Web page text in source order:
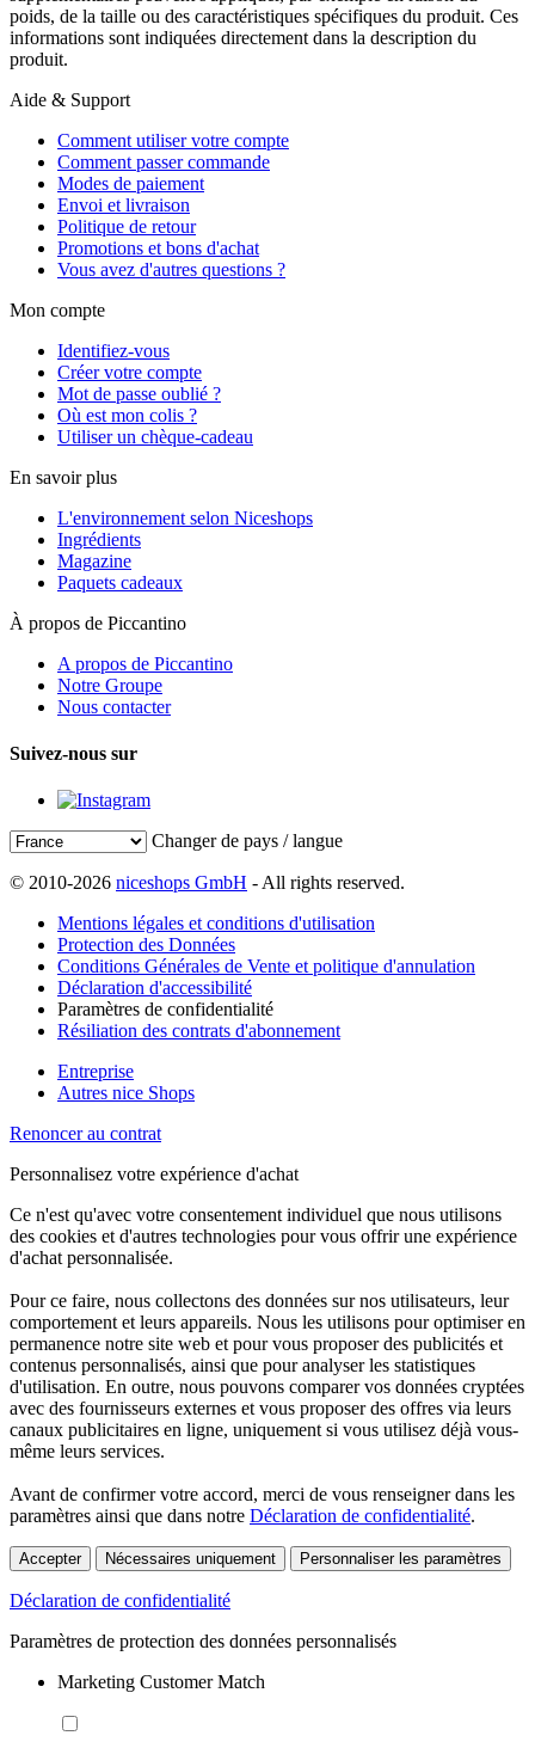
poids, de la taille ou des caractéristiques spécifiques du produit. Ces
informations sont indiquées directement dans la description du
produit.
Aide & Support
Comment utiliser votre compte
Comment passer commande
Modes de paiement
Envoi et livraison
Politique de retour
Promotions et bons d'achat
Vous avez d'autres questions ?
Mon compte
Identifiez-vous
Créer votre compte
Mot de passe oublié ?
Où est mon colis ?
Utiliser un chèque-cadeau
En savoir plus
L'environnement selon Niceshops
Ingrédients
Magazine
Paquets cadeaux
À propos de Piccantino
A propos de Piccantino
Notre Groupe
Nous contacter
Suivez-nous sur
Changer de pays / langue
© 2010-2026 niceshops GmbH - All rights reserved.
Mentions légales et conditions d'utilisation
Protection des Données
Conditions Générales de Vente et politique d'annulation
Déclaration d'accessibilité
Paramètres de confidentialité
Résiliation des contrats d'abonnement
Entreprise
Autres nice Shops
Renoncer au contrat
Personnalisez votre expérience d'achat
Ce n'est qu'avec votre consentement individuel que nous utilisons
des cookies et d'autres technologies pour vous offrir une expérience
d'achat personnalisée.
Pour ce faire, nous collectons des données sur nos utilisateurs, leur
comportement et leurs appareils. Nous les utilisons pour optimiser en
permanence notre site web et pour vous proposer des publicités et
contenus personnalisés, ainsi que pour analyser les statistiques
d'utilisation. En outre, nous pouvons comparer vos données cryptées
avec des fournisseurs externes et vous proposer des offres via leurs
canaux publicitaires en ligne, uniquement si vous utilisez déjà vous-
même leurs services.
Avant de confirmer votre accord, merci de vous renseigner dans les
paramètres ainsi que dans notre Déclaration de confidentialité.
Accepter Nécessaires uniquement Personnaliser les paramètres
Déclaration de confidentialité
Paramètres de protection des données personnalisés
Marketing Customer Match